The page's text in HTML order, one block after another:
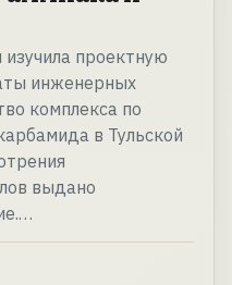
изучила проектную
инженерных
комплекса по
в Тульской
выдано